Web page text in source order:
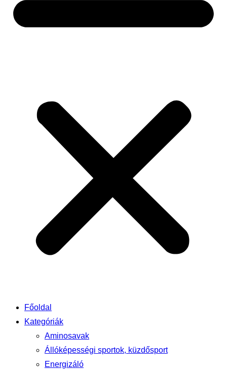
Főoldal
Kategóriák
Aminosavak
Állóképességi sportok, küzdősport
Energizáló